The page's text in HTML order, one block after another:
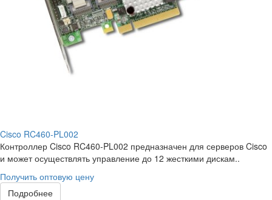
Cisco RC460-PL002
Контроллер Cisco RC460-PL002 предназначен для серверов Cisco
и может осуществлять управление до 12 жесткими дискам..
Получить оптовую цену
Подробнее